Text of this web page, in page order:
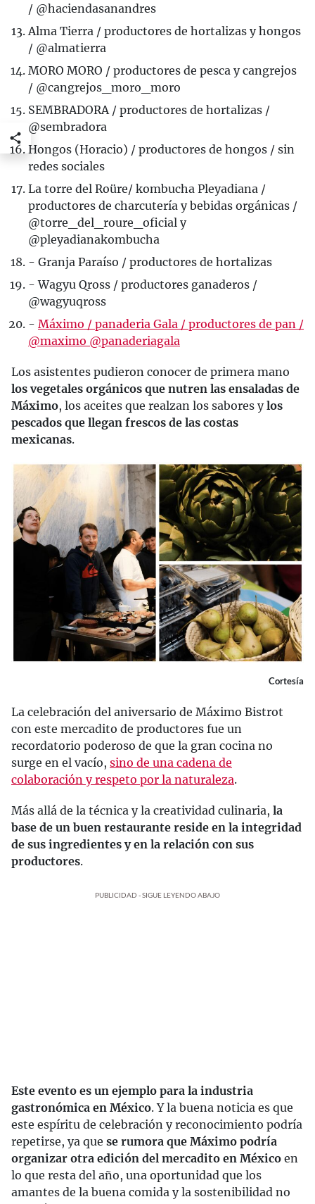
/ @haciendasanandres
Alma Tierra / productores de hortalizas y hongos
/ @almatierra
MORO MORO / productores de pesca y cangrejos
/ @cangrejos_moro_moro
SEMBRADORA / productores de hortalizas /
@sembradora
Hongos (Horacio) / productores de hongos / sin
redes sociales
La torre del Roüre/ kombucha Pleyadiana /
productores de charcutería y bebidas orgánicas /
@torre_del_roure_oficial y
@pleyadianakombucha
- Granja Paraíso / productores de hortalizas
- Wagyu Qross / productores ganaderos /
@wagyuqross
- Máximo / panaderia Gala / productores de pan /
@maximo @panaderiagala
Los asistentes pudieron conocer de primera mano
los vegetales orgánicos que nutren las ensaladas de
Máximo, los aceites que realzan los sabores ylos
pescados que llegan frescos de las costas
mexicanas.
Cortesía
La celebración del aniversario de Máximo Bistrot
con este mercadito de productores fue un
recordatorio poderoso de que la gran cocina no
surge en el vacío, sino de una cadena de
colaboración y respeto por la naturaleza.
Más allá de la técnica y la creatividad culinaria, la
base de un buen restaurante reside en la integridad
de sus ingredientes y en la relación con sus
productores.
PUBLICIDAD - SIGUE LEYENDO ABAJO
Este evento es un ejemplo para la industria
gastronómica en México. Y la buena noticia es que
este espíritu de celebración y reconocimiento podría
repetirse, ya que se rumora que Máximo podría
organizar otra edición del mercadito en México en
lo que resta del año, una oportunidad que los
amantes de la buena comida y la sostenibilidad no